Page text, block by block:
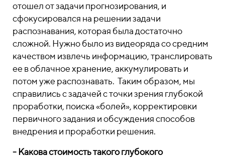
отошел от задачи прогнозирования, и
сфокусировался на решении задачи
распознавания, которая была достаточно
сложной. Нужно было из видеоряда со средним
качеством извлечь информацию, транслировать
ее в облачное хранение, аккумулировать и
потом уже распознавать. Таким образом, мы
справились с задачей с точки зрения глубокой
проработки, поиска «болей», корректировки
первичного задания и обсуждения способов
внедрения и проработки решения.
- Какова стоимость такого глубокого